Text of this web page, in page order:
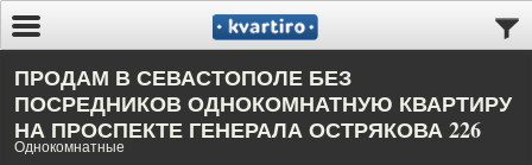
ПРОДАМ В СЕВАСТОПОЛЕ БЕЗ
ПОСРЕДНИКОВ ОДНОКОМНАТНУЮ КВАРТИРУ
НА ПРОСПЕКТЕ ГЕНЕРАЛА ОСТРЯКОВА 226
Однокомнатные